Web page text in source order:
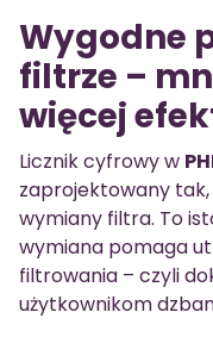
Wygodne
filtrze –
więcej
Licznik cyfrowy w
zaprojektowany
wymiany filtra. To
wymiana pomaga
filtrowania – czyli
użytkownikom